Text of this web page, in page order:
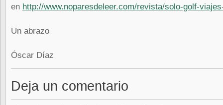
en http://www.noparesdeleer.com/revista/solo-golf-
Un abrazo
Óscar Díaz
Deja un comentario